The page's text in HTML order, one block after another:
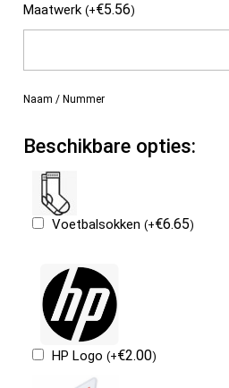
Maatwerk(+€5.56)
Naam / Nummer
Beschikbare opties:
Voetbalsokken(+€6.65)
HP Logo(+€2.00)